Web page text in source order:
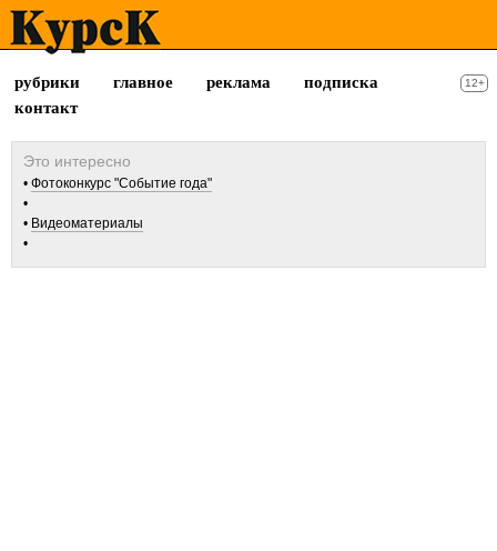
рубрики главное реклама
подписка
контакт
12+
Фотоконкурс "Событие года"
Видеоматериалы